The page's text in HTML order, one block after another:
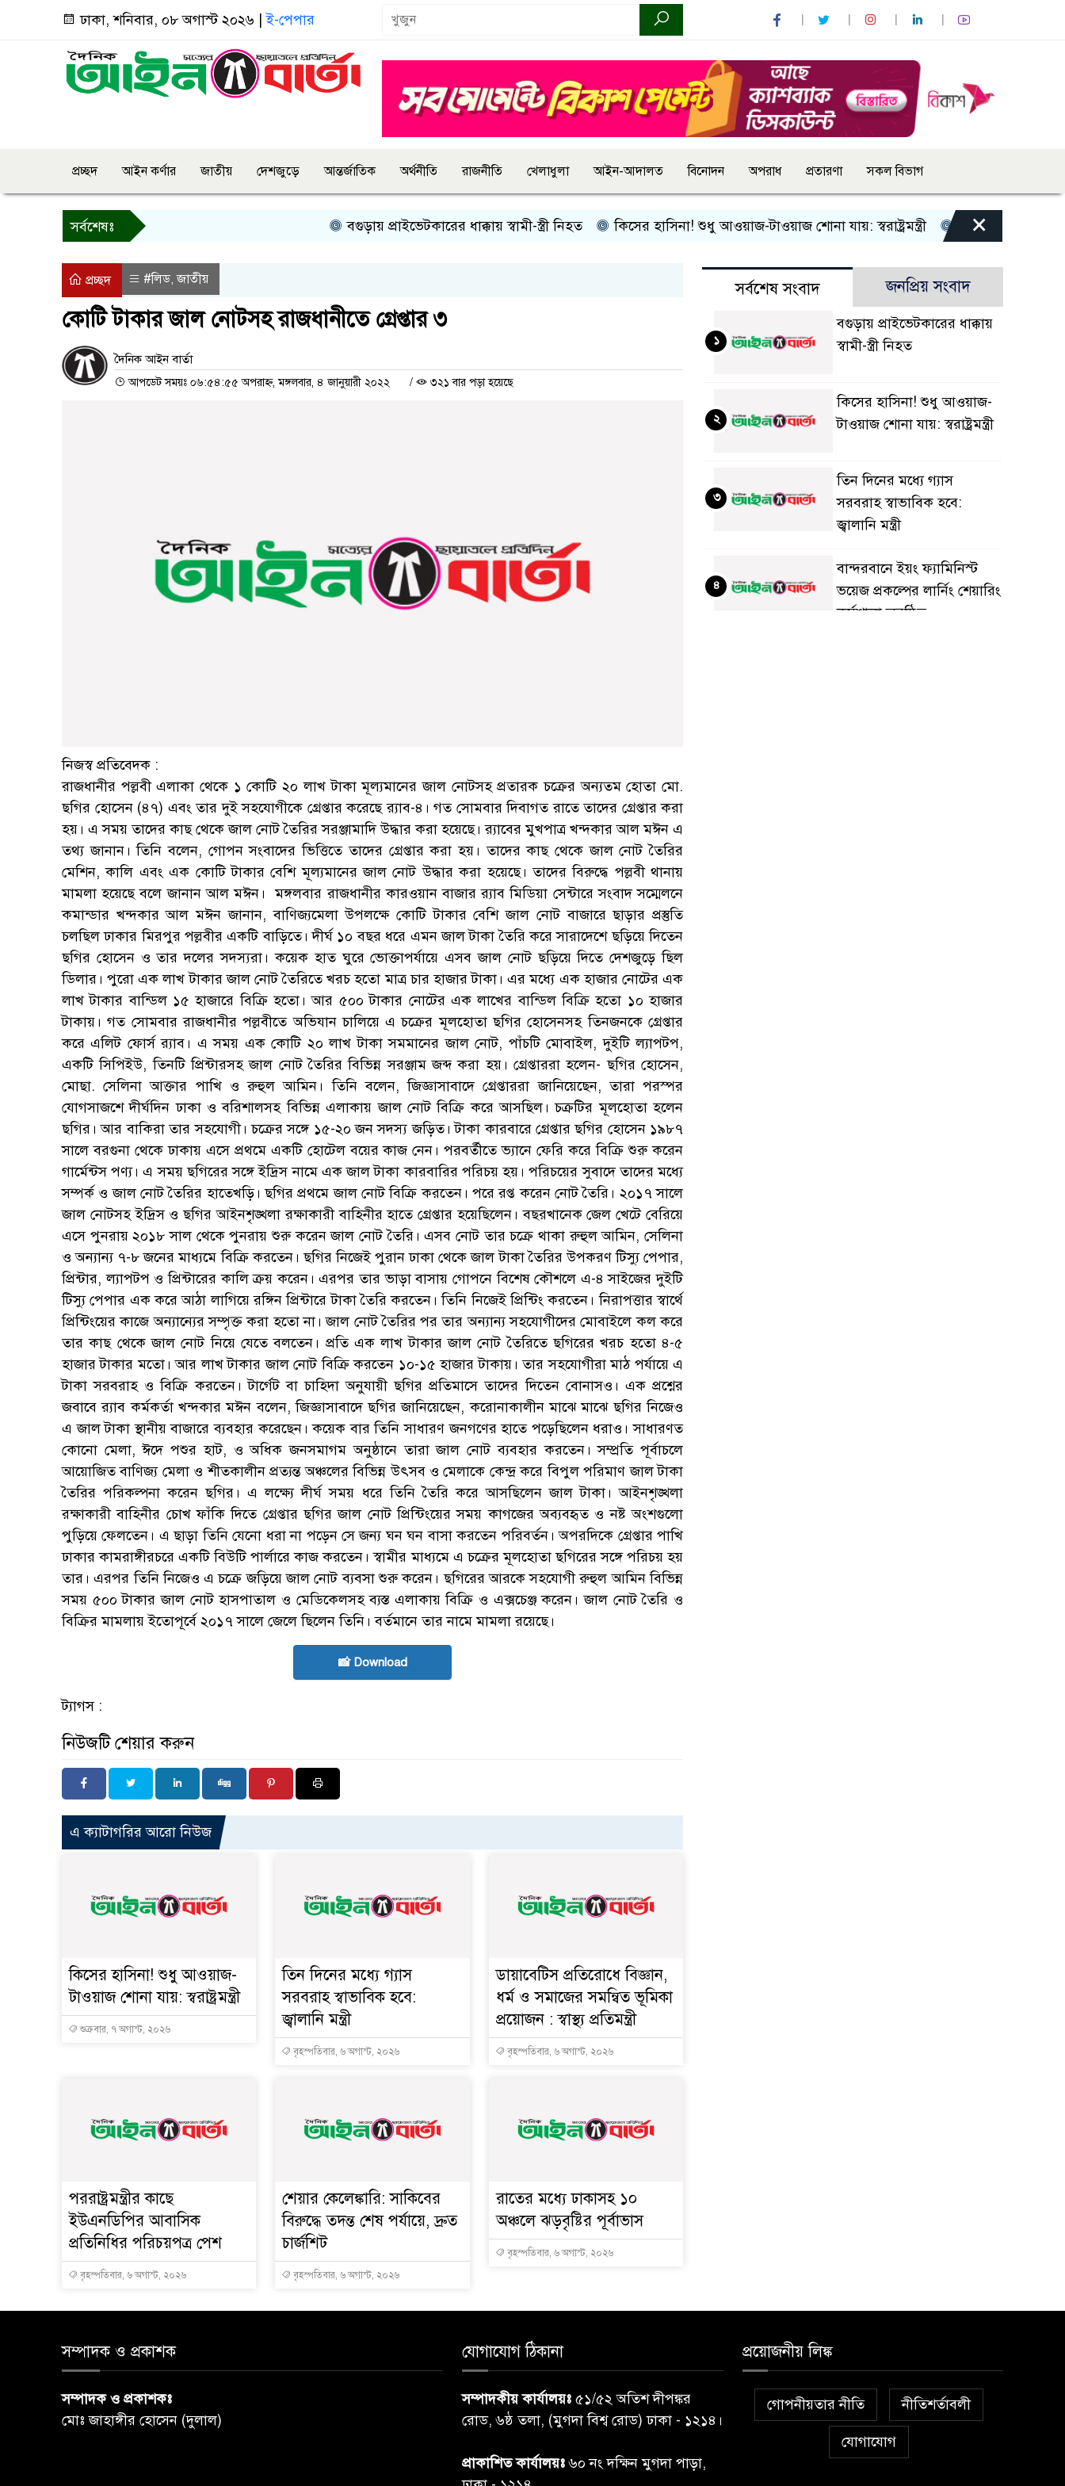
ঢাকা, শনিবার, ০৮ অগাস্ট ২০২৬ |ই-পেপার
প্রচ্ছদ আইন কর্ণার জাতীয় দেশজুড়ে আন্তর্জাতিক অর্থনীতি রাজনীতি খেলাধুলা আইন-আদালত বিনোদন অপরাধ প্রতারণা সকল বিভাগ
সর্বশেষঃ বগুড়ায় প্রাইভেটকারের ধাক্কায় স্বামী-স্ত্রী নিহত কিসের হাসিনা! শুধু আওয়াজ-টাওয়াজ শোনা যায়: স্বরাষ্ট্রমন্ত্রী তিন দিনের মধ্যে গ্যাস
×
প্রচ্ছদ #লিড,জাতীয়
কোটি টাকার জাল নোটসহ রাজধানীতে গ্রেপ্তার ৩
দৈনিক আইন বার্তা
আপডেট সময়ঃ ০৬:৫৪:৫৫ অপরাহ্ন, মঙ্গলবার, ৪ জানুয়ারী ২০২২ / ৩২১ বার পড়া হয়েছে
নিজস্ব প্রতিবেদক :
রাজধানীর পল্লবী এলাকা থেকে ১ কোটি ২০ লাখ টাকা মূল্যমানের জাল নোটসহ প্রতারক চক্রের অন্যতম হোতা মো.
ছগির হোসেন (৪৭) এবং তার দুই সহযোগীকে গ্রেপ্তার করেছে র‌্যাব-৪। গত সোমবার দিবাগত রাতে তাদের গ্রেপ্তার করা
হয়। এ সময় তাদের কাছ থেকে জাল নোট তৈরির সরঞ্জামাদি উদ্ধার করা হয়েছে। র‌্যাবের মুখপাত্র খন্দকার আল মঈন এ
তথ্য জানান। তিনি বলেন, গোপন সংবাদের ভিত্তিতে তাদের গ্রেপ্তার করা হয়। তাদের কাছ থেকে জাল নোট তৈরির
মেশিন, কালি এবং এক কোটি টাকার বেশি মূল্যমানের জাল নোট উদ্ধার করা হয়েছে। তাদের বিরুদ্ধে পল্লবী থানায়
মামলা হয়েছে বলে জানান আল মঈন। মঙ্গলবার রাজধানীর কারওয়ান বাজার র‌্যাব মিডিয়া সেন্টারে সংবাদ সম্মেলনে
কমান্ডার খন্দকার আল মঈন জানান, বাণিজ্যমেলা উপলক্ষে কোটি টাকার বেশি জাল নোট বাজারে ছাড়ার প্রস্তুতি
চলছিল ঢাকার মিরপুর পল্লবীর একটি বাড়িতে। দীর্ঘ ১০ বছর ধরে এমন জাল টাকা তৈরি করে সারাদেশে ছড়িয়ে দিতেন
ছগির হোসেন ও তার দলের সদস্যরা। কয়েক হাত ঘুরে ভোক্তাপর্যায়ে এসব জাল নোট ছড়িয়ে দিতে দেশজুড়ে ছিল
ডিলার। পুরো এক লাখ টাকার জাল নোট তৈরিতে খরচ হতো মাত্র চার হাজার টাকা। এর মধ্যে এক হাজার নোটের এক
লাখ টাকার বান্ডিল ১৫ হাজারে বিক্রি হতো। আর ৫০০ টাকার নোটের এক লাখের বান্ডিল বিক্রি হতো ১০ হাজার
টাকায়। গত সোমবার রাজধানীর পল্লবীতে অভিযান চালিয়ে এ চক্রের মূলহোতা ছগির হোসেনসহ তিনজনকে গ্রেপ্তার
করে এলিট ফোর্স র‌্যাব। এ সময় এক কোটি ২০ লাখ টাকা সমমানের জাল নোট, পাঁচটি মোবাইল, দুইটি ল্যাপটপ,
একটি সিপিইউ, তিনটি প্রিন্টারসহ জাল নোট তৈরির বিভিন্ন সরঞ্জাম জব্দ করা হয়। গ্রেপ্তাররা হলেন- ছগির হোসেন,
মোছা. সেলিনা আক্তার পাখি ও রুহুল আমিন। তিনি বলেন, জিজ্ঞাসাবাদে গ্রেপ্তাররা জানিয়েছেন, তারা পরস্পর
যোগসাজশে দীর্ঘদিন ঢাকা ও বরিশালসহ বিভিন্ন এলাকায় জাল নোট বিক্রি করে আসছিল। চক্রটির মূলহোতা হলেন
ছগির। আর বাকিরা তার সহযোগী। চক্রের সঙ্গে ১৫-২০ জন সদস্য জড়িত। টাকা কারবারে গ্রেপ্তার ছগির হোসেন ১৯৮৭
সালে বরগুনা থেকে ঢাকায় এসে প্রথমে একটি হোটেল বয়ের কাজ নেন। পরবর্তীতে ভ্যানে ফেরি করে বিক্রি শুরু করেন
গার্মেন্টস পণ্য। এ সময় ছগিরের সঙ্গে ইদ্রিস নামে এক জাল টাকা কারবারির পরিচয় হয়। পরিচয়ের সুবাদে তাদের মধ্যে
সম্পর্ক ও জাল নোট তৈরির হাতেখড়ি। ছগির প্রথমে জাল নোট বিক্রি করতেন। পরে রপ্ত করেন নোট তৈরি। ২০১৭ সালে
জাল নোটসহ ইদ্রিস ও ছগির আইনশৃঙ্খলা রক্ষাকারী বাহিনীর হাতে গ্রেপ্তার হয়েছিলেন। বছরখানেক জেল খেটে বেরিয়ে
এসে পুনরায় ২০১৮ সাল থেকে পুনরায় শুরু করেন জাল নোট তৈরি। এসব নোট তার চক্রে থাকা রুহুল আমিন, সেলিনা
ও অন্যান্য ৭-৮ জনের মাধ্যমে বিক্রি করতেন। ছগির নিজেই পুরান ঢাকা থেকে জাল টাকা তৈরির উপকরণ টিস্যু পেপার,
প্রিন্টার, ল্যাপটপ ও প্রিন্টারের কালি ক্রয় করেন। এরপর তার ভাড়া বাসায় গোপনে বিশেষ কৌশলে এ-৪ সাইজের দুইটি
টিস্যু পেপার এক করে আঠা লাগিয়ে রঙ্গিন প্রিন্টারে টাকা তৈরি করতেন। তিনি নিজেই প্রিন্টিং করতেন। নিরাপত্তার স্বার্থে
প্রিন্টিংয়ের কাজে অন্যান্যের সম্পৃক্ত করা হতো না। জাল নোট তৈরির পর তার অন্যান্য সহযোগীদের মোবাইলে কল করে
তার কাছ থেকে জাল নোট নিয়ে যেতে বলতেন। প্রতি এক লাখ টাকার জাল নোট তৈরিতে ছগিরের খরচ হতো ৪-৫
হাজার টাকার মতো। আর লাখ টাকার জাল নোট বিক্রি করতেন ১০-১৫ হাজার টাকায়। তার সহযোগীরা মাঠ পর্যায়ে এ
টাকা সরবরাহ ও বিক্রি করতেন। টার্গেট বা চাহিদা অনুযায়ী ছগির প্রতিমাসে তাদের দিতেন বোনাসও। এক প্রশ্নের
জবাবে র‌্যাব কর্মকর্তা খন্দকার মঈন বলেন, জিজ্ঞাসাবাদে ছগির জানিয়েছেন, করোনাকালীন মাঝে মাঝে ছগির নিজেও
এ জাল টাকা স্থানীয় বাজারে ব্যবহার করেছেন। কয়েক বার তিনি সাধারণ জনগণের হাতে পড়েছিলেন ধরাও। সাধারণত
কোনো মেলা, ঈদে পশুর হাট, ও অধিক জনসমাগম অনুষ্ঠানে তারা জাল নোট ব্যবহার করতেন। সম্প্রতি পূর্বাচলে
আয়োজিত বাণিজ্য মেলা ও শীতকালীন প্রত্যন্ত অঞ্চলের বিভিন্ন উৎসব ও মেলাকে কেন্দ্র করে বিপুল পরিমাণ জাল টাকা
তৈরির পরিকল্পনা করেন ছগির। এ লক্ষ্যে দীর্ঘ সময় ধরে তিনি তৈরি করে আসছিলেন জাল টাকা। আইনশৃঙ্খলা
রক্ষাকারী বাহিনীর চোখ ফাঁকি দিতে গ্রেপ্তার ছগির জাল নোট প্রিন্টিংয়ের সময় কাগজের অব্যবহৃত ও নষ্ট অংশগুলো
পুড়িয়ে ফেলতেন। এ ছাড়া তিনি যেনো ধরা না পড়েন সে জন্য ঘন ঘন বাসা করতেন পরিবর্তন। অপরদিকে গ্রেপ্তার পাখি
ঢাকার কামরাঙ্গীরচরে একটি বিউটি পার্লারে কাজ করতেন। স্বামীর মাধ্যমে এ চক্রের মূলহোতা ছগিরের সঙ্গে পরিচয় হয়
তার। এরপর তিনি নিজেও এ চক্রে জড়িয়ে জাল নোট ব্যবসা শুরু করেন। ছগিরের আরকে সহযোগী রুহুল আমিন বিভিন্ন
সময় ৫০০ টাকার জাল নোট হাসপাতাল ও মেডিকেলসহ ব্যস্ত এলাকায় বিক্রি ও এক্সচেঞ্জ করেন। জাল নোট তৈরি ও
বিক্রির মামলায় ইতোপূর্বে ২০১৭ সালে জেলে ছিলেন তিনি। বর্তমানে তার নামে মামলা রয়েছে।
📸 Download
ট্যাগস :
নিউজটি শেয়ার করুন
এ ক্যাটাগরির আরো নিউজ
কিসের হাসিনা! শুধু আওয়াজ-
টাওয়াজ শোনা যায়: স্বরাষ্ট্রমন্ত্রী
শুক্রবার, ৭ অগাস্ট, ২০২৬
তিন দিনের মধ্যে গ্যাস
সরবরাহ স্বাভাবিক হবে:
জ্বালানি মন্ত্রী
বৃহস্পতিবার, ৬ অগাস্ট, ২০২৬
ডায়াবেটিস প্রতিরোধে বিজ্ঞান,
ধর্ম ও সমাজের সমন্বিত ভূমিকা
প্রয়োজন : স্বাস্থ্য প্রতিমন্ত্রী
বৃহস্পতিবার, ৬ অগাস্ট, ২০২৬
পররাষ্ট্রমন্ত্রীর কা‌ছে
ইউএনডিপির আবাসিক
প্রতিনিধির পরিচয়পত্র পেশ
বৃহস্পতিবার, ৬ অগাস্ট, ২০২৬
শেয়ার কেলেঙ্কারি: সাকিবের
বিরুদ্ধে তদন্ত শেষ পর্যায়ে, দ্রুত
চার্জশিট
বৃহস্পতিবার, ৬ অগাস্ট, ২০২৬
রাতের মধ্যে ঢাকাসহ ১০
অঞ্চলে ঝড়বৃষ্টির পূর্বাভাস
বৃহস্পতিবার, ৬ অগাস্ট, ২০২৬
সর্বশেষ সংবাদ জনপ্রিয় সংবাদ
বগুড়ায় প্রাইভেটকারের ধাক্কায়
স্বামী-স্ত্রী নিহত
১
কিসের হাসিনা! শুধু আওয়াজ-
টাওয়াজ শোনা যায়: স্বরাষ্ট্রমন্ত্রী
২
তিন দিনের মধ্যে গ্যাস
সরবরাহ স্বাভাবিক হবে:
জ্বালানি মন্ত্রী
৩
বান্দরবানে ইয়ং ফ্যামিনিস্ট
ভয়েজ প্রকল্পের লার্নিং শেয়ারিং
কর্মশালা অনুষ্ঠিত
৪
সম্পাদক ও প্রকাশক
সম্পাদক ও প্রকাশকঃ
মোঃ জাহাঙ্গীর হোসেন (দুলাল)
যোগাযোগ ঠিকানা
সম্পাদকীয় কার্যালয়ঃ ৫১/৫২ অতিশ দীপঙ্কর
রোড, ৬ষ্ঠ তলা, (মুগদা বিশ্ব রোড) ঢাকা - ১২১৪।
প্রাকাশিত কার্যালয়ঃ৬০ নং দক্ষিন মুগদা পাড়া,
প্রয়োজনীয় লিঙ্ক
গোপনীয়তার নীতি নীতিশর্তাবলী
যোগাযোগ